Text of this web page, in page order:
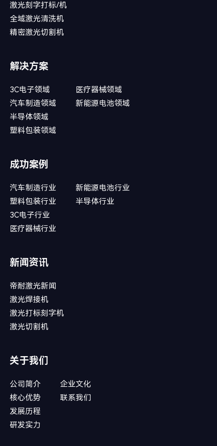
激光刻字打标/机
全域激光清洗机
精密激光切割机
解决方案
3C电子领域
汽车制造领域
半导体领域
塑料包装领域
医疗器械领域
新能源电池领域
成功案例
汽车制造行业
塑料包装行业
3C电子行业
医疗器械行业
新能源电池行业
半导体行业
新闻资讯
帝耐激光新闻
激光焊接机
激光打标刻字机
激光切割机
关于我们
公司简介
核心优势
发展历程
研发实力
企业文化
联系我们